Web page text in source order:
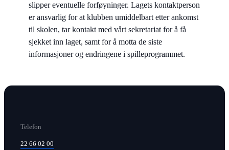
slipper eventuelle forføyninger. Lagets kontaktperson
er ansvarlig for at klubben umiddelbart etter ankomst
til skolen, tar kontakt med vårt sekretariat for å få
sjekket inn laget, samt for å motta de siste
informasjoner og endringene i spilleprogrammet.
Telefon
22 66 02 00